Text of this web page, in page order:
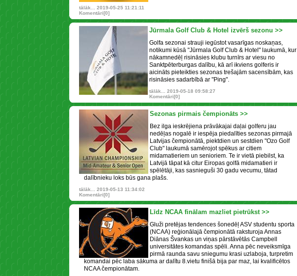
tālāk...
2019-05-25 11:21:11
Komentāri[0]
Jūrmala Golf Club & Hotel izvērš sezonu >>
Golfa sezonai strauji iegūstot vasarīgas noskaņas,
notikumi kūsā "Jūrmala Golf Club & Hotel" laukumā, kur
nākamnedēļ risināsies klubu turnīrs ar viesu no
Sanktpēterburgas dalību, kā arī ikviens golferis ir
aicināts pieteikties sezonas trešajām sacensībām, kas
risināsies sadarbībā ar "Ping".
tālāk...
2019-05-18 09:58:27
Komentāri[0]
Sezonas pirmais čempionāts >>
Bez ilga ieskrējiena prāvākajai daļai golferu jau
nedēļas nogalē ir iespēja piedalīties sezonas pirmajā
Latvijas čempionātā, piektdien un sestdien "Ozo Golf
Club" laukumā samērojot spēkus ar citiem
midamatieriem un senioriem. Te ir vietā piebilst, ka
Latvijā tāpat kā citur Eiropas golfā midamatieri ir
spēlētāji, kas sasnieguši 30 gadu vecumu, tātad
dalībnieku loks būs gana plašs.
tālāk...
2019-05-13 11:34:02
Komentāri[0]
Līdz NCAA finālam mazliet pietrūkst >>
Gluži pretējas tendences šonedēļ ASV studentu sporta
(NCAA) reģionālajā čempionātā raksturoja Annas
Diānas Švankas un viņas pārstāvētās Campbell
universitātes komandas spēli. Anna pēc neveiksmīga
pirmā raunda savu sniegumu krasi uzlaboja, turpretim
komandai pēc laba sākuma ar dalītu 8.vietu finišā bija par maz, lai kvalificētos
NCAA čempionātam.